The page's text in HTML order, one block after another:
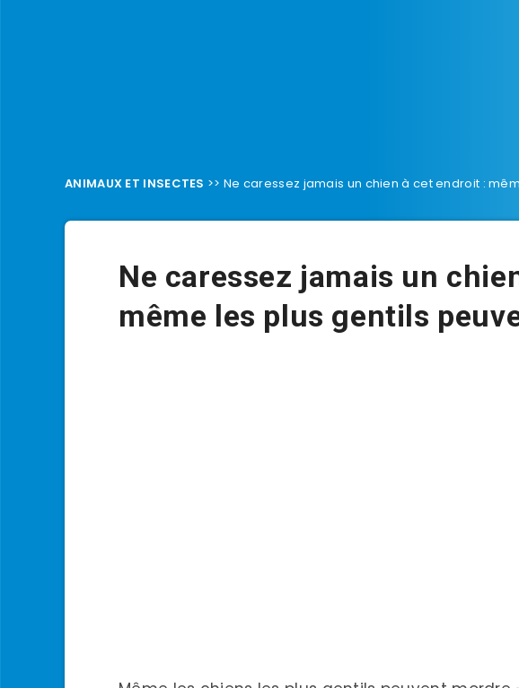
ANIMAUX ET INSECTES >> Ne caressez jamais un chien à cet endroit :
Ne caressez jamais un
même les plus gentils